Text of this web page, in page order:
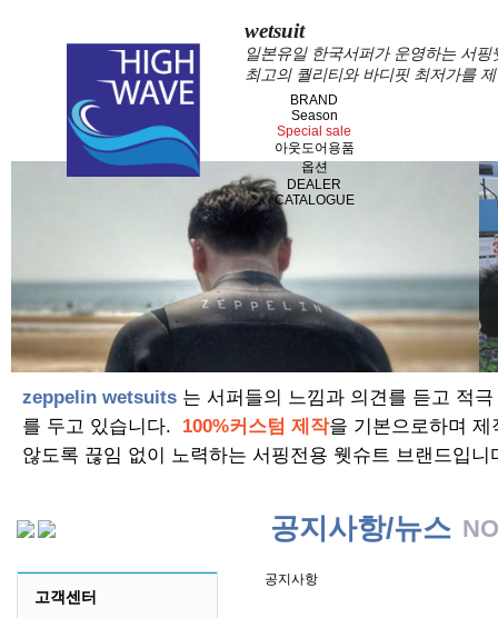
wetsuit
일본유일 한국서퍼가 운영하는 서
최고의 퀄리티와 바디핏 최저가를
BRAND
Season
Special sale
아웃도어용품
옵션
DEALER
CATALOGUE
zeppelin wetsuits 는 서퍼들의 느낌과 의견를 듣고 적
를 두고 있습니다. 100%커스텀 제작을 기본으로하며
않도록 끊임 없이 노력하는 서핑전용 웻슈트 브랜드입니
고객센터
공지사항/뉴스
공지사항